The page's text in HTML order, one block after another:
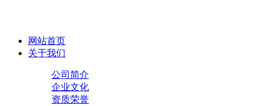
网站首页
关于我们
公司简介
企业文化
资质荣誉